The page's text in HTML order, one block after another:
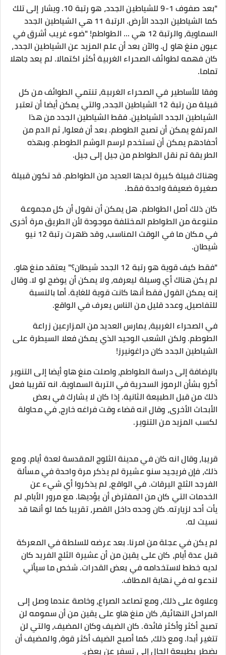
"بعد صفوف 1-9 للشياطين الجدد، هو رتبة 10. ويشار إلى تلك
كما الشياطين الجدد الأرض. الرتبة 11 هي الشياطين الجدد
السماوية، والرتبة 12 هي ... الطواطم! "ضوء غريب أشرق في
عيون منغ هاو ل. والآن بعد أن علم المزيد عن الشياطين الجدد،
كان فهمه لطوائف الصحراء الغربية أكثر اكتمالا. لم يعد جاهلا
تماما.
وفقا للأساطير في الصحراء الغربية، تنتمي الطوائف من كل
قبيلة من رتبة 12 الشياطين الجدد، والتي يمكن أيضا أن تعتبر
الشياطين الجدد الشياطين. فقط الشياطين الجدد من هذا
المرتفع يمكن أن تصبح الطوطم. بعد أن فعلوا، ثم الدم من
أحفادهم يمكن أن تستخدم لرسم الوشم الطوطم. وبهذه
الطريقة تم نقل الطواطم من جيل إلى جيل.
وهناك قبيلة كبيرة لديها العديد من الطواطم. قد تكون قبيلة
صغيرة ضعيفة واحدة فقط.
كان ذلك أصل الطواطم. هل يمكن أن نقول أن كل مجموعة
متنوعة من الطواطم المختلفة موجودة لأن الطريق مرة أخرى
في مكان ما في الوقت المناسب، وقد ظهرت رتبة 12 نيو
شيطان.
"فقط كيف قوية هو رتبة 12 الجدد شيطان؟" يعتقد منغ هاو.
لم يكن هناك أي وسيلة ليعرفه، ولا يمكن أن يوضح لو لا. وقال
إنه يمكن القول فقط أنها كانت قوية للغاية. أما بالنسبة
للتفاصيل، وعدد قليل من الناس يعرف في الواقع.
في الصحراء الغربية، يمارس العديد من المزارعين زراعة
الطوطم. ولكن الشعب الوحيد الذي يمكن فعلا السيطرة على
الشياطين الجدد كان دراغونيرز!
بالإضافة إلى دراسة الطواطم، واصلت منغ هاو أيضا إلى التنوير
أكرو بشأن الرموز السحرية في التربة السماوية. انه تقريبا فعل
ذلك من قبل الطبيعة الثانية. إذا كان لا يشارك في بعض
الأبحاث الأخرى، وقال انه قضاء وقت فراغه خارج، في محاولة
لكسب المزيد من التنوير.
قريبا، وقال انه كان في مدينة الثلوج المقدسة لعدة أيام. ومع
ذلك، فإن فريجيد سنو عشيرة لم يذكر مرة واحدة في مسألة
الفرجد الثلج اليرقات. في الواقع، لم يذكروا أي شيء عن
الخدمات التي كان من المفترض أن يؤديها. مع مرور الأيام، لم
يأت أحد لزيارته. كان وحده داخل القصر، تقريبا كما لو أنها قد
نسيت له.
لم يكن في عجلة من امرنا. بعد عرضه للسلطة في المعركة
قبل عدة أيام، كان على يقين من أن عشيرة الثلج الفريد كان
لديه خطط لاستخدامه في بعض القدرات. شخص ما سيأتي
لندعو له في نهاية المطاف.
وعلاوة على ذلك، ومع تصاعد الصراع، وخاصة عندما وصل إلى
المراحل النهائية، كان منغ هاو على يقين من أن سمومه لن
تصبح أكثر وأكثر فائدة. كان الضيف وكان المضيف، والتي لن
تتغير أبدا. ومع ذلك، كما أصبح الضيف أكثر قوة، والمضيف أن
يضطر بطبيعة الحال إلى تسفر عن بعض.